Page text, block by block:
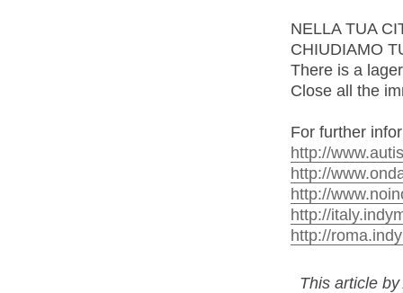
NELLA TUA
CHIUDIAMO
There is a
Close all the
For further
http://
http://
http://
http://
http://
This article